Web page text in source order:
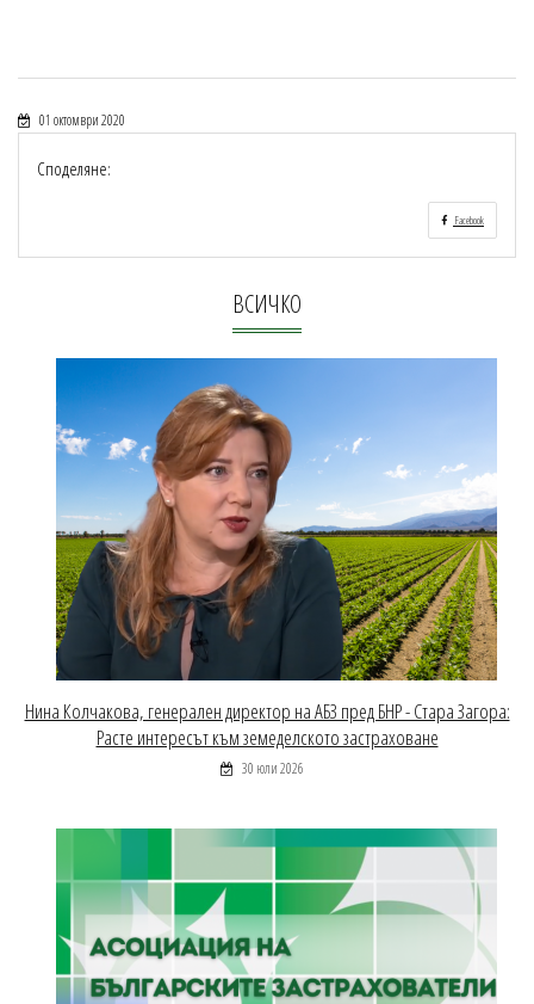
01 октомври 2020
Споделяне:
Facebook
ВСИЧКО
Нина Колчакова, генерален директор на АБЗ пред БНР - Стара Загора:
Расте интересът към земеделското застраховане
30 юли 2026